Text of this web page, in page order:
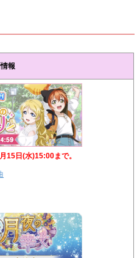
報
15日(水)15:00まで。